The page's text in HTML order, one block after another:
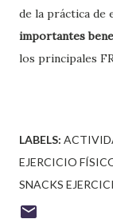
de la práctica de
importantes
los principales
LABELS:
EJERCICIO
SNACKS